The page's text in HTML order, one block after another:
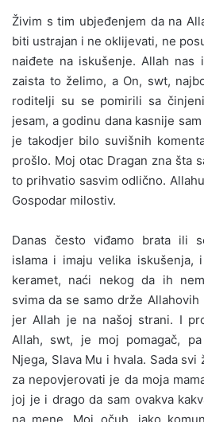
Živim s tim ubjeđenjem da na
biti ustrajan i ne oklijevati, ne
naiđete na iskušenje. Allah nas
zaista to želimo, a On, swt,
roditelji su se pomirili sa
jesam, a godinu dana kasnije
je takodjer bilo suvišnih
prošlo. Moj otac Dragan zna šta
to prihvatio sasvim odlično.
Gospodar milostiv.
Danas često viđamo brata ili
islama i imaju velika iskušenja,
keramet, naći nekog da ih
svima da se samo drže
jer Allah je na našoj strani. I
Allah, swt, je moj pomagač,
Njega, Slava Mu i hvala. Sada
za nepovjerovati je da moja
joj je i drago da sam ovakva
na mene. Moj očuh, iako